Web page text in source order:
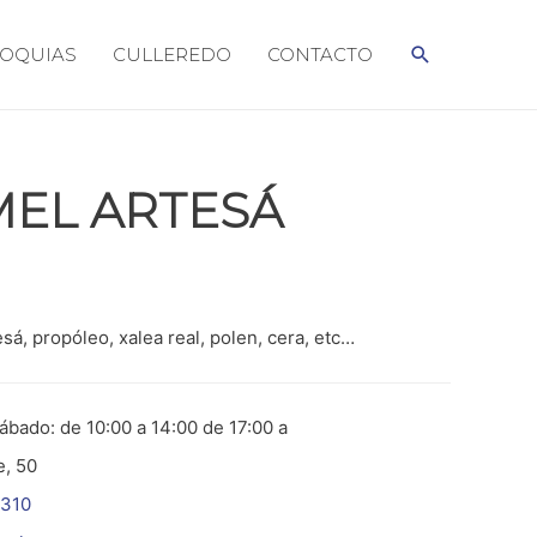
CULLEREDO CONTACTO BUSCAR
ARTESÁ
propóleo, xalea real, polen, cera, etc…
de 10:00 a 14:00 de 17:00 a
50